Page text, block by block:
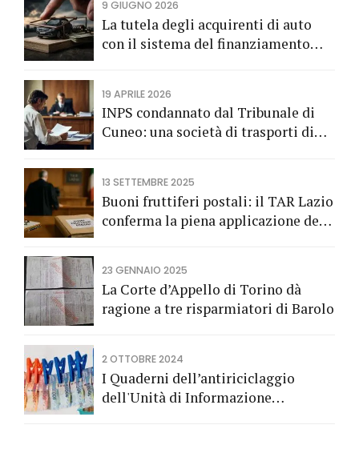
9 GIUGNO 2026
La tutela degli acquirenti di auto
con il sistema del finanziamento
19 APRILE 2026
INPS condannato dal Tribunale di
Cuneo: una società di trasporti di
13 SETTEMBRE 2025
Buoni fruttiferi postali: il TAR Lazio
conferma la piena applicazione del
fruttiferi postali.
23 GENNAIO 2025
La Corte d’Appello di Torino dà
ragione a tre risparmiatori di Barolo
2 OTTOBRE 2024
I Quaderni dell’antiriciclaggio
dell'Unità di Informazione